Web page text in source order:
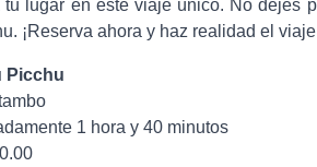
lugar en este viaje único. No dejes
¡Reserva ahora y haz realidad el
Picchu
1 hora y 40 minutos